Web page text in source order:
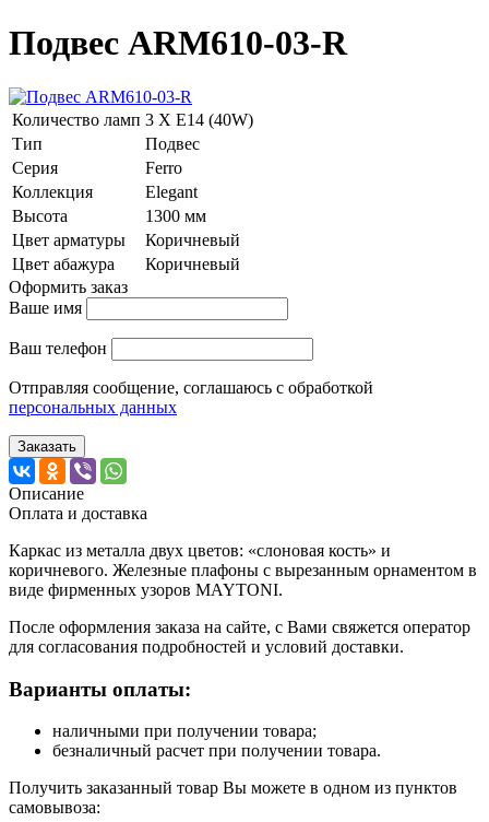
Подвес ARM610-03-R
Количество ламп 3 Х E14 (40W)
Тип
Подвес
Серия
Ferro
Коллекция
Elegant
Высота
1300 мм
Цвет арматуры
Коричневый
Цвет абажура
Коричневый
Оформить заказ
Ваше имя
Ваш телефон
Отправляя сообщение, соглашаюсь с обработкой
персональных данных
Заказать
Описание
Оплата и доставка
Каркас из металла двух цветов: «слоновая кость» и
коричневого. Железные плафоны с вырезанным орнаментом в
виде фирменных узоров MAYTONI.
После оформления заказа на сайте, с Вами свяжется оператор
для согласования подробностей и условий доставки.
Варианты оплаты:
наличными при получении товара;
безналичный расчет при получении товара.
Получить заказанный товар Вы можете в одном из пунктов
самовывоза: